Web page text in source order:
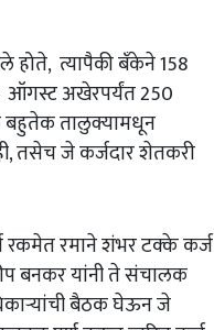
होते, त्यापैकी बँकेने 158
ऑगस्ट अखेरपर्यंत 250
बहुतेक तालुक्यामधून
तसेच जे कर्जदार शेतकरी
रकमेत रमाने शंभर टक्के कर्ज
बनकर यांनी ते संचालक
बैठक घेऊन जे